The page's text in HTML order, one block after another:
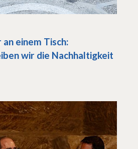
einem Tisch:
wir die Nachhaltigkeit